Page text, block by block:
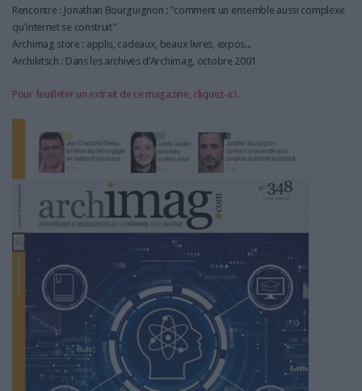
Rencontre : Jonathan Bourguignon : "comment un ensemble aussi complexe
qu'internet se construit"
Archimag store : applis, cadeaux, beaux livres, expos...
Archikitsch : Dans les archives d’Archimag, octobre 2001
Pour feuilleter un extrait de ce magazine, cliquez-ici.